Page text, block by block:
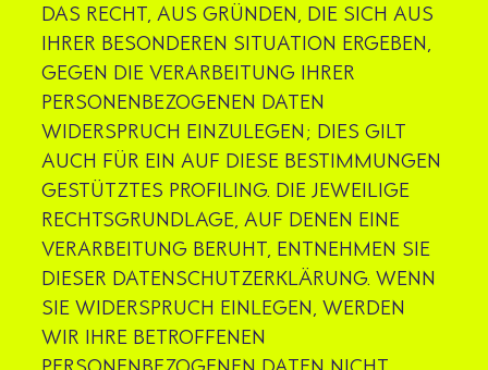
DAS RECHT, AUS GRÜNDEN, DIE SICH AUS
IHRER BESONDEREN SITUATION ERGEBEN,
GEGEN DIE VERARBEITUNG IHRER
PERSONENBEZOGENEN DATEN
WIDERSPRUCH EINZULEGEN; DIES GILT
AUCH FÜR EIN AUF DIESE BESTIMMUNGEN
GESTÜTZTES PROFILING. DIE JEWEILIGE
RECHTSGRUNDLAGE, AUF DENEN EINE
VERARBEITUNG BERUHT, ENTNEHMEN SIE
DIESER DATENSCHUTZERKLÄRUNG. WENN
SIE WIDERSPRUCH EINLEGEN, WERDEN
WIR IHRE BETROFFENEN